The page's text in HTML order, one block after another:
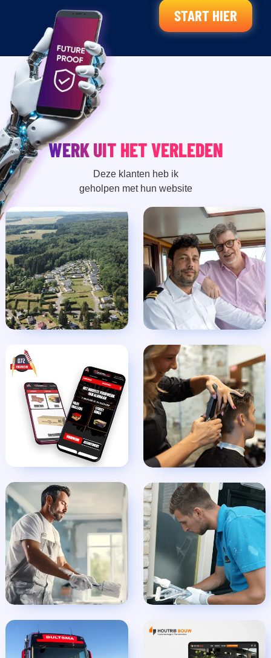
START HIER
WERK UIT HET VERLEDEN
Deze klanten heb ik
geholpen met hun website